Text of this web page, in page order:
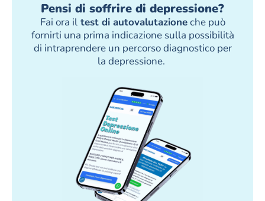
Pensi di soffrire di depressione?
Fai ora iltest di autovalutazioneche può
fornirti una prima indicazione sulla possibilità
di intraprendere un percorso diagnostico per
la depressione.